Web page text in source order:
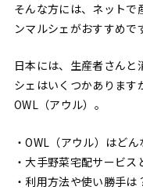
そんな方には、ネットで
ンマルシェがおすすめで
日本には、生産者さん
シェはいくつかありま
OWL（アウル）。
・OWL（アウル）はど
・大手野菜宅配サービス
・利用方法や使い勝手は